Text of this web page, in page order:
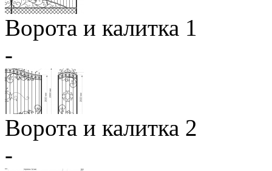
Ворота и калитка 1
-
Ворота и калитка 2
-